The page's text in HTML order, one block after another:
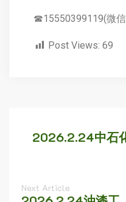
☎15550399119(微
Post Views: 69
2026.2.24中石
Next Article